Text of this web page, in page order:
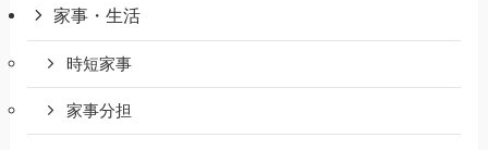
家事・生活
時短家事
家事分担